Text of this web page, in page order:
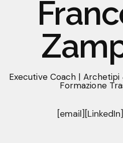
Executive Coach |
Formazione
[email] [LinkedIn]